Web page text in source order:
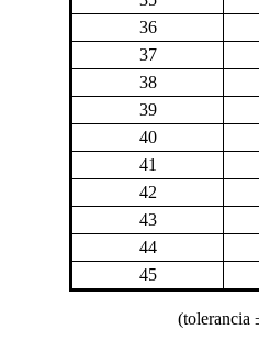
36
37
38
39
40
41
42
43
44
45
(tolerancia